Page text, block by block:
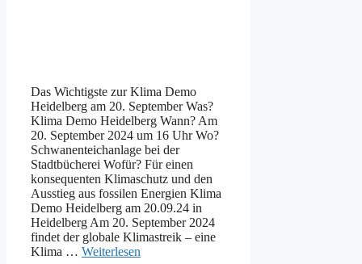
Das Wichtigste zur Klima Demo
Heidelberg am 20. September Was?
Klima Demo Heidelberg Wann? Am
20. September 2024 um 16 Uhr Wo?
Schwanenteichanlage bei der
Stadtbücherei Wofür? Für einen
konsequenten Klimaschutz und den
Ausstieg aus fossilen Energien Klima
Demo Heidelberg am 20.09.24 in
Heidelberg Am 20. September 2024
findet der globale Klimastreik – eine
Klima … Weiterlesen